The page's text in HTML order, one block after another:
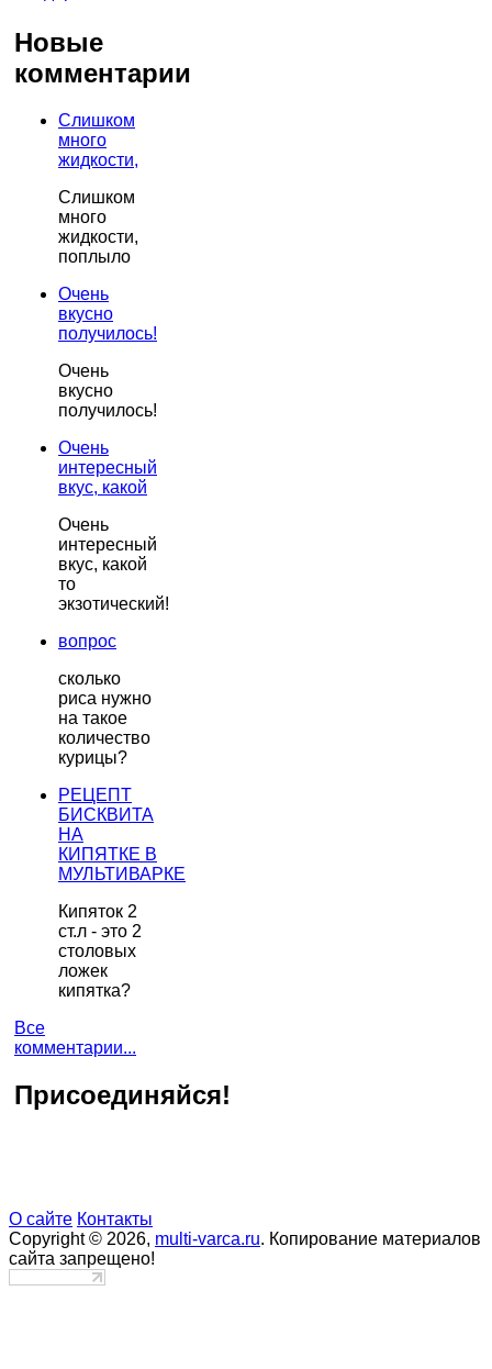
Новые
комментарии
Слишком
много
жидкости,
Слишком
много
жидкости,
поплыло
Очень
вкусно
получилось!
Очень
вкусно
получилось!
Очень
интересный
вкус, какой
Очень
интересный
вкус, какой
то
экзотический!
вопрос
сколько
риса нужно
на такое
количество
курицы?
РЕЦЕПТ
БИСКВИТА
НА
КИПЯТКЕ В
МУЛЬТИВАРКЕ
Кипяток 2
ст.л - это 2
столовых
ложек
кипятка?
Все
комментарии...
Присоединяйся!
О сайте Контакты
Copyright © 2026, multi-varca.ru. Копирование материалов
сайта запрещено!